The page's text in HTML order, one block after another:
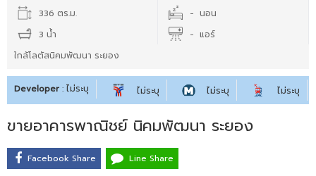
336 ตร.ม.
- นอน
3 น้ำ
- แอร์
ใกล้โลตัสนิคมพัฒนา ระยอง
Developer : ไม่ระบุ ไม่ระบุ ไม่ระบุ ไม่ระบุ
ขายอาคารพาณิชย์ นิคมพัฒนา ระยอง
Facebook Share Line Share